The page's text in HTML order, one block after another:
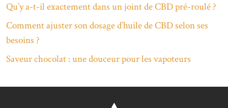
Qu’y a-t-il exactement dans un joint de CBD pré-roulé ?
Comment ajuster son dosage d’huile de CBD selon ses
besoins ?
Saveur chocolat : une douceur pour les vapoteurs